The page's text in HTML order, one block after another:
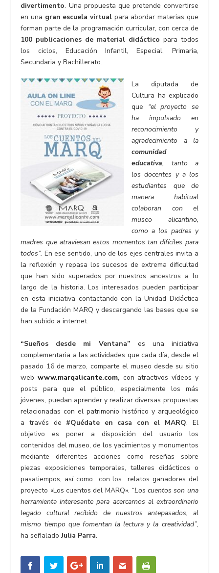
divertimento. Una propuesta que pretende convertirse
en una gran escuela virtual para abordar materias que
forman parte de la programación curricular, con cerca de
100 publicaciones de material didáctico para todos
los ciclos, Educación Infantil, Especial, Primaria,
Secundaria y Bachillerato.
La diputada de
Cultura ha explicado
que “el proyecto se
ha impulsado en
reconocimiento y
agradecimiento a la
comunidad
educativa, tanto a
los docentes y a los
estudiantes que de
manera habitual
colaboran con el
museo alicantino,
como a los padres y
madres que atraviesan estos momentos tan difíciles para
todos”. En ese sentido, uno de los ejes centrales invita a
la reflexión y repasa los sucesos de extrema dificultad
que han sido superados por nuestros ancestros a lo
largo de la historia. Los interesados pueden participar
en esta iniciativa contactando con la Unidad Didáctica
de la Fundación MARQ y descargando las bases que se
han subido a internet.
“Sueños desde mi Ventana” es una iniciativa
complementaria a las actividades que cada día, desde el
pasado 16 de marzo, comparte el museo desde su sitio
webwww.marqalicante.com, con atractivos vídeos y
posts para que el público, especialmente los más
jóvenes, puedan aprender y realizar diversas propuestas
relacionadas con el patrimonio histórico y arqueológico
a través de #Quédate en casa con el MARQ. El
objetivo es poner a disposición del usuario los
contenidos del museo, de los yacimientos y monumentos
mediante diferentes acciones como reseñas sobre
piezas exposiciones temporales, talleres didácticos o
pasatiempos, así como con los relatos ganadores del
proyecto «Los cuentos del MARQ». “Los cuentos son una
herramienta interesante para acercarnos al extraordinario
legado cultural recibido de nuestros antepasados, al
mismo tiempo que fomentan la lectura y la creatividad”,
ha señaladoJulia Parra.